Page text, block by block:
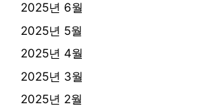
2025년 6월
2025년 5월
2025년 4월
2025년 3월
2025년 2월